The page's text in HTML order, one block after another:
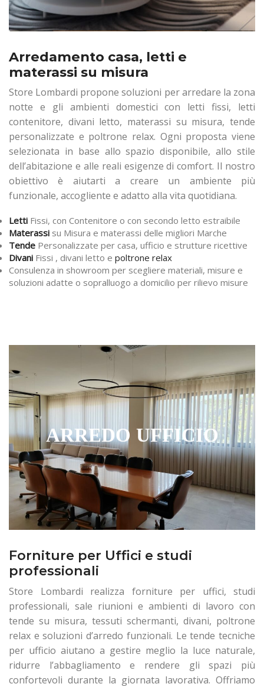
Arredamento casa, letti e
materassi su misura
Store Lombardi propone soluzioni per arredare la zona
notte e gli ambienti domestici con letti fissi, letti
contenitore, divani letto, materassi su misura, tende
personalizzate e poltrone relax. Ogni proposta viene
selezionata in base allo spazio disponibile, allo stile
dell’abitazione e alle reali esigenze di comfort. Il nostro
obiettivo è aiutarti a creare un ambiente più
funzionale, accogliente e adatto alla vita quotidiana.
Letti Fissi, con Contenitore o con secondo letto estraibile
Materassi su Misura e materassi delle migliori Marche
Tende Personalizzate per casa, ufficio e strutture ricettive
Divani Fissi , divani letto e poltrone relax
Consulenza in showroom per scegliere materiali, misure e
soluzioni adatte o sopralluogo a domicilio per rilievo misure
ARREDO UFFICIO
Forniture per Uffici e studi
professionali
Store Lombardi realizza forniture per uffici, studi
professionali, sale riunioni e ambienti di lavoro con
tende su misura, tessuti schermanti, divani, poltrone
relax e soluzioni d’arredo funzionali. Le tende tecniche
per ufficio aiutano a gestire meglio la luce naturale,
ridurre l’abbagliamento e rendere gli spazi più
confortevoli durante la giornata lavorativa. Offriamo